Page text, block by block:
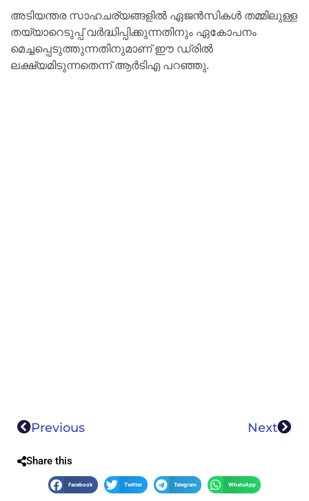
അടിയന്തര സാഹചര്യങ്ങളിൽ ഏജൻസികൾ തമ്മിലുള്ള
തയ്യാറെടുപ്പ് വർദ്ധിപ്പിക്കുന്നതിനും ഏകോപനം
മെച്ചപ്പെടുത്തുന്നതിനുമാണ് ഈ ഡ്രിൽ
ലക്ഷ്യമിടുന്നതെന്ന് ആർടിഎ പറഞ്ഞു.
Previous Next
Share this
Facebook Twitter Telegram WhatsApp